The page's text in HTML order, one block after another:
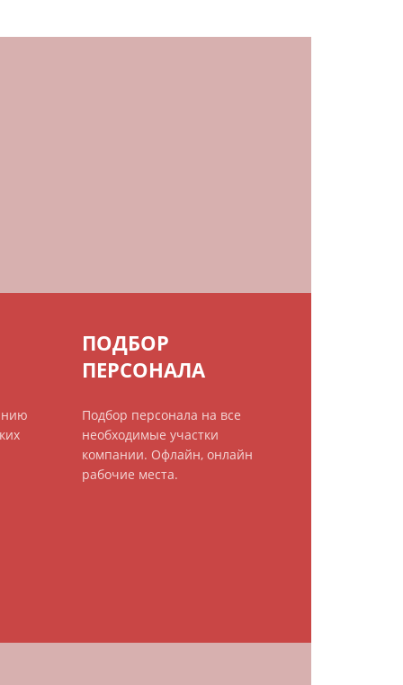
ПОДБОР
ПЕРСОНАЛА
Подбор персонала на все
необходимые участки
компании. Офлайн, онлайн
рабочие места.